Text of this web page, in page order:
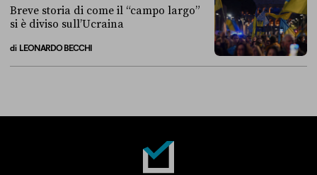
Breve storia di come il “campo largo”
si è diviso sull’Ucraina
di LEONARDO BECCHI